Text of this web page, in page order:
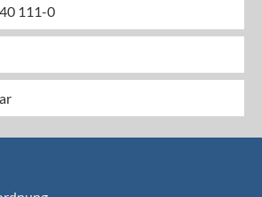
111-0